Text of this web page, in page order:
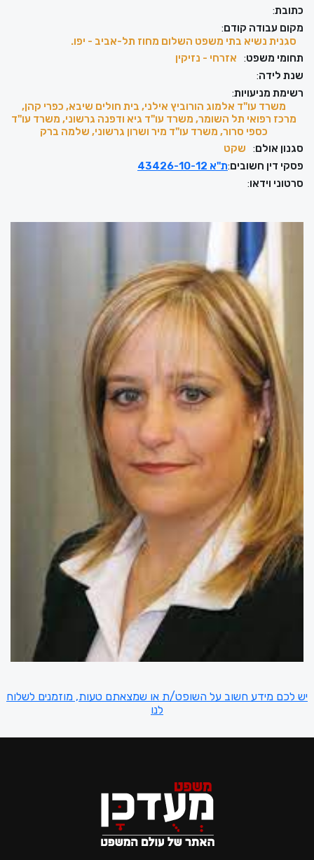
כתובת:
מקום עבודה קודם:
סגנית נשיא בתי משפט השלום מחוז תל-אביב - יפו.
תחומי משפט:
אזרחי - נזיקין
שנת לידה:
רשימת מניעויות:
משרד עו"ד אלמוג הורוביץ אילני, בית חולים שיבא, כפרי קהן,
מרכז רפואי תל השומר, משרד עו"ד גיא ודפנה גרשוני, משרד עו"ד
כספי סרור, משרד עו"ד מיר ושרון גרשוני, שלמה ברק
סגנון אולם:
שקט
פסקי דין חשובים:ת"א 43426-10-12
סרטוני וידאו:
יש לכם מידע חשוב על השופט/ת או שמצאתם טעות, מוזמנים לשלוח
לנו